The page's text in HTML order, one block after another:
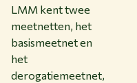
LMM kent twee
meetnetten, het
basismeetnet en
het
derogatiemeetnet,